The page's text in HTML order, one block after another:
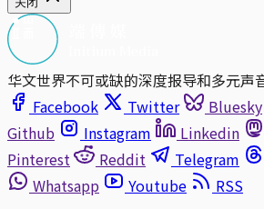
华文世界不可或缺的深度报导和多元声
Facebook
Twitter Bluesky
Github
Instagram Linkedin
Pinterest
Reddit Telegram
Whatsapp
Youtube
RSS